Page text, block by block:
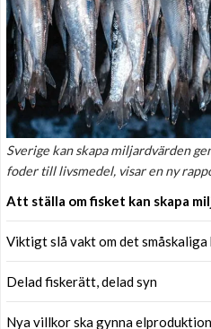
Sverige kan skapa miljardvärden
foder till livsmedel, visar en ny
Att ställa om fisket kan skapa
Viktigt slå vakt om det
Delad fiskerätt, delad syn
Nya villkor ska gynna